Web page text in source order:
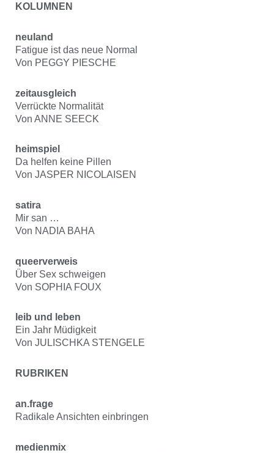
KOLUMNEN
neuland
Fatigue ist das neue Normal
Von PEGGY PIESCHE
zeitausgleich
Verrückte Normalität
Von ANNE SEECK
heimspiel
Da helfen keine Pillen
Von JASPER NICOLAISEN
satira
Mir san …
Von NADIA BAHA
queerverweis
Über Sex schweigen
Von SOPHIA FOUX
leib und leben
Ein Jahr Müdigkeit
Von JULISCHKA STENGELE
RUBRIKEN
an.frage
Radikale Ansichten einbringen
medienmix